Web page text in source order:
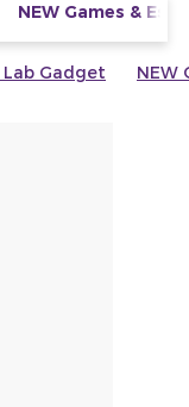
NEW Games &
Lab Gadget NEW